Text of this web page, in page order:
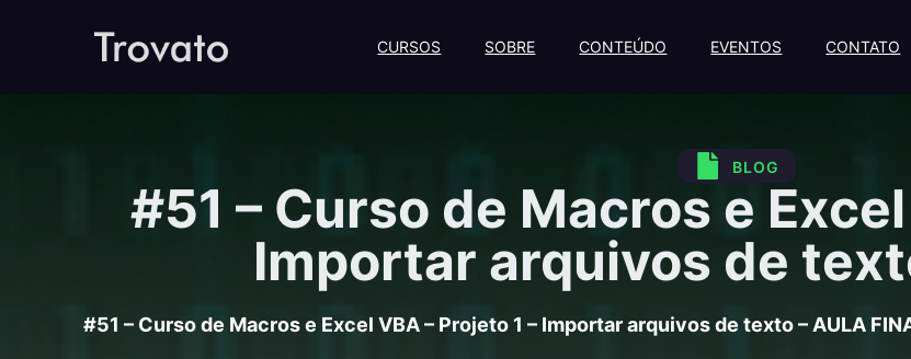
CURSOS SOBRE CONTEÚDO EVENTOS CONTATO
BLOG
#51 – Curso de Macros e
Importar arquivos de
#51 – Curso de Macros e Excel VBA – Projeto 1 – Importar arquivos de texto – AULA